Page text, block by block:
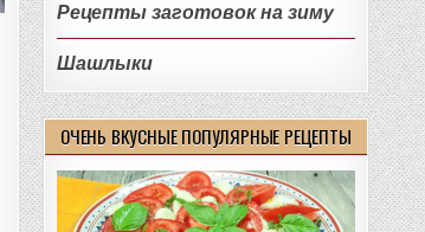
Рецепты заготовок на зиму
Шашлыки
ОЧЕНЬ ВКУСНЫЕ ПОПУЛЯРНЫЕ РЕЦЕПТЫ